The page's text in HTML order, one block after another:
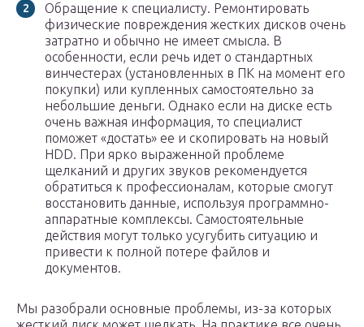
Обращение к специалисту. Ремонтировать
физические повреждения жестких дисков очень
затратно и обычно не имеет смысла. В
особенности, если речь идет о стандартных
винчестерах (установленных в ПК на момент его
покупки) или купленных самостоятельно за
небольшие деньги. Однако если на диске есть
очень важная информация, то специалист
поможет «достать» ее и скопировать на новый
HDD. При ярко выраженной проблеме
щелканий и других звуков рекомендуется
обратиться к профессионалам, которые смогут
восстановить данные, используя программно-
аппаратные комплексы. Самостоятельные
действия могут только усугубить ситуацию и
привести к полной потере файлов и
документов.
Мы разобрали основные проблемы, из-за которых